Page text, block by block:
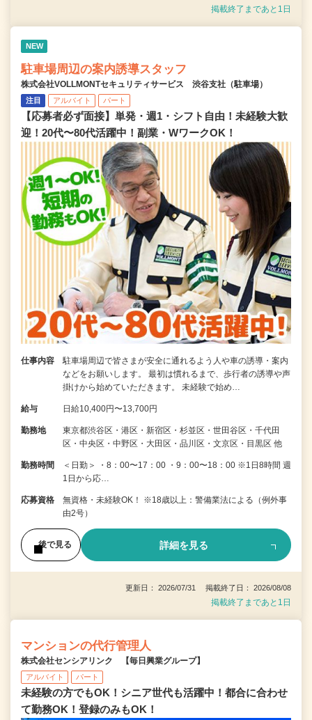
掲載終了まであと1日
NEW
駐車場周辺の案内誘導スタッフ
株式会社VOLLMONTセキュリティサービス 渋谷支社（駐車場）
注目 アルバイト パート
【応募者必ず面接】単発・週1・シフト自由！未経験大歓
迎！20代〜80代活躍中！副業・WワークOK！
仕事内容
駐車場周辺で皆さまが安全に通れるよう人や車の誘導・案内
などをお願いします。 最初は慣れるまで、歩行者の誘導や声
掛けから始めていただきます。 未経験で始め…
給与 日給10,400円〜13,700円
勤務地
東京都渋谷区・港区・新宿区・杉並区・世田谷区・千代田
区・中央区・中野区・大田区・品川区・文京区・目黒区 他
勤務時間
＜日勤＞ ・8：00〜17：00 ・9：00〜18：00 ※1日8時間 週
1日から応…
応募資格
無資格・未経験OK！ ※18歳以上：警備業法による（例外事
由2号）
後で見る 詳細を見る
更新日： 2026/07/31 掲載終了日： 2026/08/08
掲載終了まであと1日
マンションの代行管理人
株式会社センシアリンク 【毎日興業グループ】
アルバイト パート
未経験の方でもOK！シニア世代も活躍中！都合に合わせ
て勤務OK！登録のみもOK！